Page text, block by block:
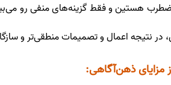
هستین و فقط گزینه‌های منفی رو
نتیجه اعمال و تصمیمات منطقی‌تر و
مزایای ذهن‌آگاهی: